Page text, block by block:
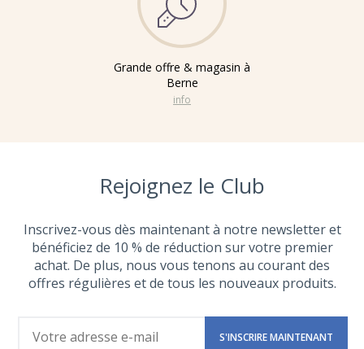
Grande offre & magasin à
Berne
info
Rejoignez le Club
Inscrivez-vous dès maintenant à notre newsletter et
bénéficiez de 10 % de réduction sur votre premier
achat. De plus, nous vous tenons au courant des
offres régulières et de tous les nouveaux produits.